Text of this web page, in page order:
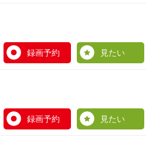
録画予約 見たい
録画予約 見たい